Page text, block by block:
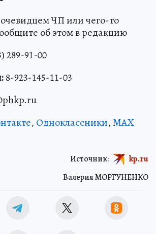
ЧП или чего-то
об этом в редакцию
289-91-00
8-923-145-11-03
, Одноклассники,MAX
Валерия МОРГУНЕНКО
Источник: kp.ru